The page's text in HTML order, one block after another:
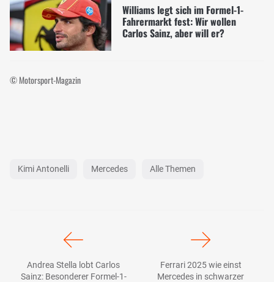
Williams legt sich im Formel-1-
Fahrermarkt fest: Wir wollen
Carlos Sainz, aber will er?
© Motorsport-Magazin
Kimi Antonelli Mercedes Alle Themen
Andrea Stella lobt Carlos
Sainz: Besonderer Formel-1-
Ferrari 2025 wie einst
Mercedes in schwarzer